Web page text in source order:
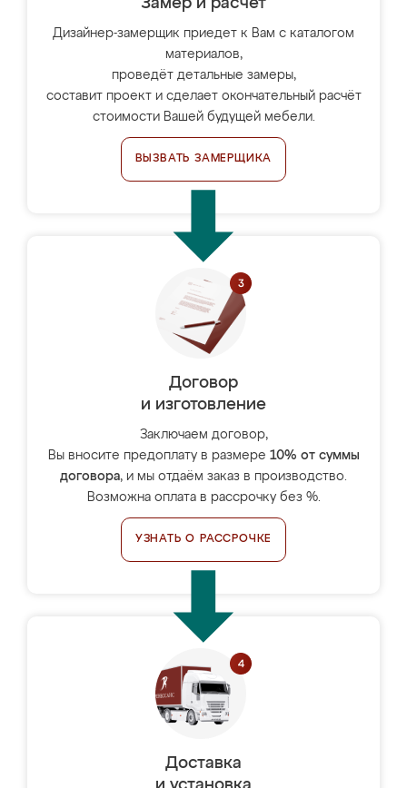
Замер и расчет
Дизайнер-замерщик приедет к Вам с каталогом
материалов,
проведёт детальные замеры,
составит проект и сделает окончательный расчёт
стоимости Вашей будущей мебели.
ВЫЗВАТЬ ЗАМЕРЩИКА
Договор
и изготовление
Заключаем договор,
Вы вносите предоплату в размере 10% от суммы
договора, и мы отдаём заказ в производство.
Возможна оплата в рассрочку без %.
УЗНАТЬ О РАССРОЧКЕ
Доставка